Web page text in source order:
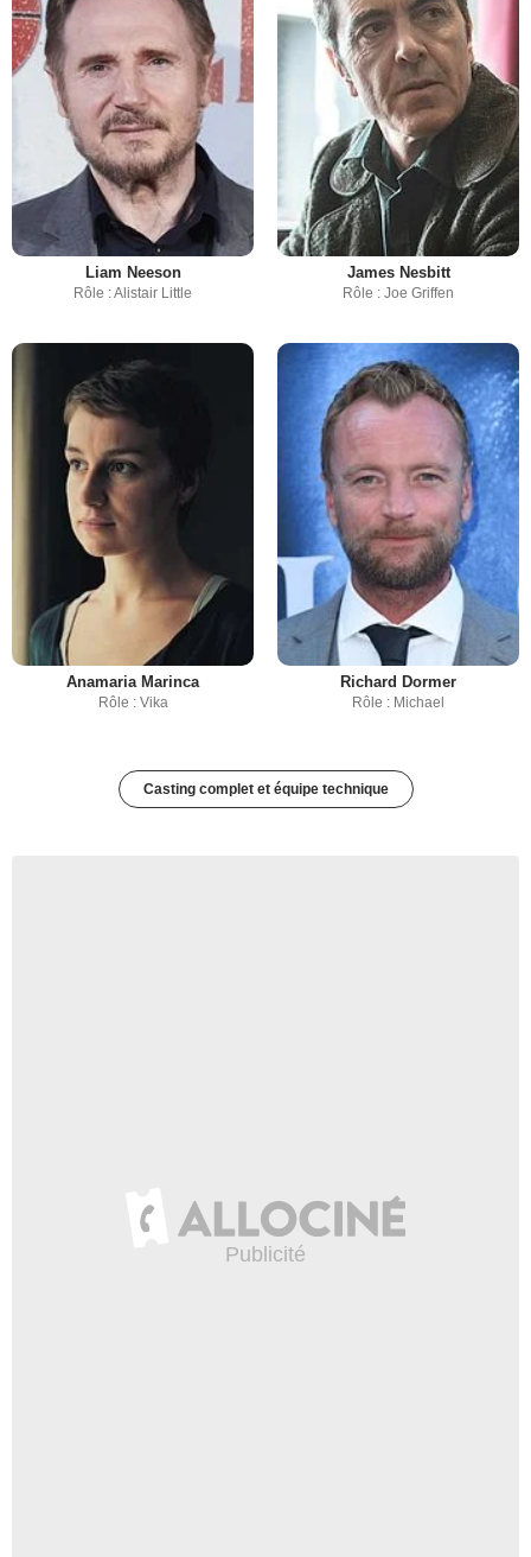
Liam Neeson
Rôle : Alistair Little
James Nesbitt
Rôle : Joe Griffen
Anamaria Marinca
Rôle : Vika
Richard Dormer
Rôle : Michael
Casting complet et équipe technique